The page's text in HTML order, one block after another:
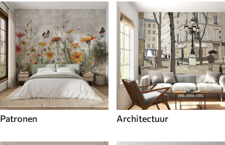
Patronen Architectuur